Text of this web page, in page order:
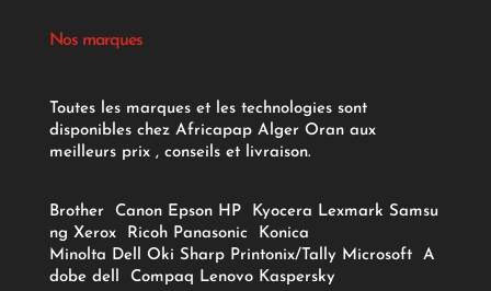
Nos marques
Toutes les marques et les technologies sont
disponibles chez Africapap Alger Oran aux
meilleurs prix , conseils et livraison.
Brother Canon Epson HP Kyocera Lexmark Samsu
ng Xerox Ricoh Panasonic
Konica
Minolta Dell Oki Sharp Printonix/Tally Microsoft
A
dobe dell Compaq Lenovo Kaspersky